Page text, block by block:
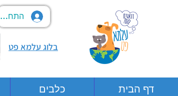
התחבר
בלוג עלמא פט
כלבים דף הבית